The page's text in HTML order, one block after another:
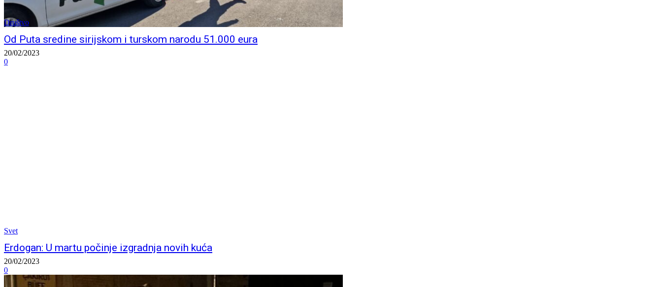
Društvo
Od Puta sredine sirijskom i turskom narodu 51.000 eura
20/02/2023
0
Svet
Erdogan: U martu počinje izgradnja novih kuća
20/02/2023
0